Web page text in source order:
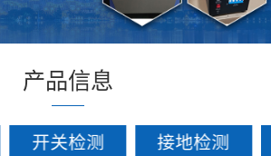
产品信息
开关检测
接地检测